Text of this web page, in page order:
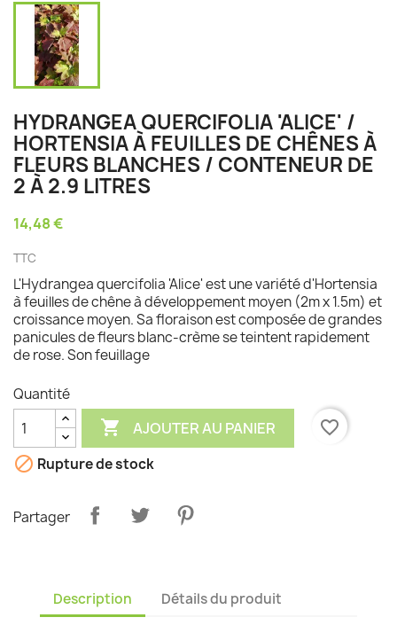
HYDRANGEA QUERCIFOLIA 'ALICE' /
HORTENSIA À FEUILLES DE CHÊNES À
FLEURS BLANCHES / CONTENEUR DE
2 À 2.9 LITRES
14,48 €
TTC
L'Hydrangea quercifolia 'Alice' est une variété d'Hortensia
à feuilles de chêne à développement moyen (2m x 1.5m) et
croissance moyen. Sa floraison est composée de grandes
panicules de fleurs blanc-crème se teintent rapidement
de rose. Son feuillage
Quantité
 AJOUTER AU PANIER
favorite_border
 Rupture de stock
Partager
Description Détails du produit